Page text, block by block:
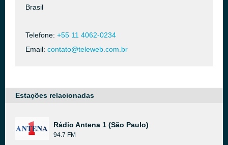
Brasil
Telefone: +55 11 4062-0234
Email: contato@teleweb.com.br
Estações relacionadas
Rádio Antena 1 (São Paulo)
94.7 FM